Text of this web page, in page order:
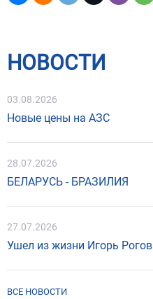
НОВОСТИ
03.08.2026
Новые цены на АЗС
28.07.2026
БЕЛАРУСЬ - БРАЗИЛИЯ
27.07.2026
Ушел из жизни Игорь Рогов
ВСЕ НОВОСТИ